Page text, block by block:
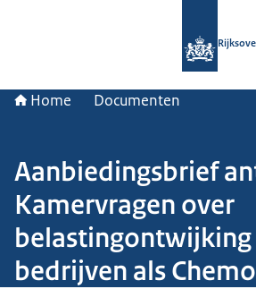
Home Documenten
Aanbiedingsbrief
Kamervragen over
bedrijven als